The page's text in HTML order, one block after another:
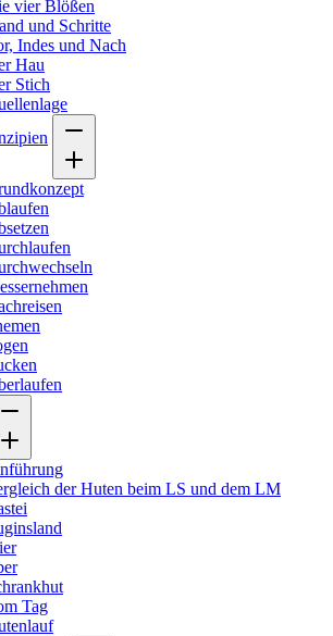
vier Blößen
und Schritte
Indes und Nach
Hau
Stich
der Huten beim LS und dem LM
Tag